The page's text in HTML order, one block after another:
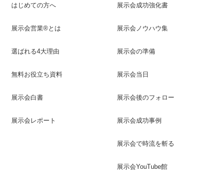
はじめての方へ
展示会営業®とは
選ばれる4大理由
無料お役立ち資料
展示会白書
展示会レポート
展示会成功強化書
展示会ノウハウ集
展示会の準備
展示会当日
展示会後のフォロー
展示会成功事例
展示会で時流を斬る
展示会YouTube館